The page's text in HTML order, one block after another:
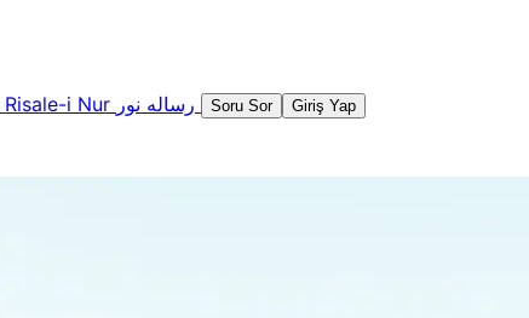
Risale-i Nur Soru Sor Giriş Yap